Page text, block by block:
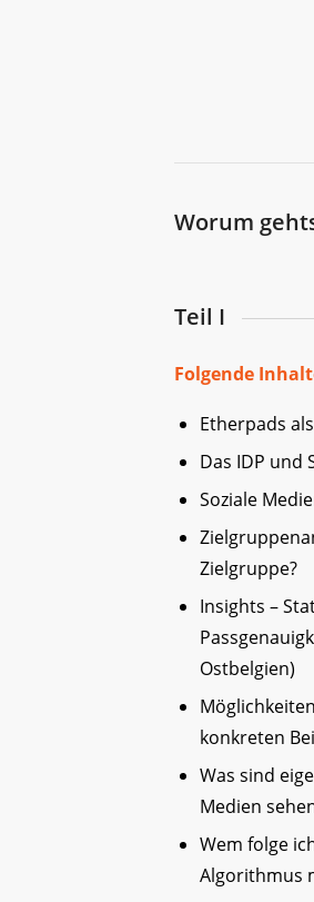
Worum
Teil I
Folgende
Etherpads
Das IDP und
Soziale
Zielgruppe?
Insights –
Ostbelgien)
konkreten
Was sind
Medien
Wem folge
Algorithmus